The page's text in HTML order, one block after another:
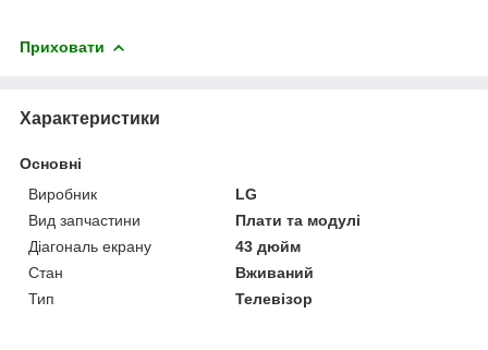
Приховати
Характеристики
Основні
Виробник
LG
Вид запчастини
Плати та модулі
Діагональ екрану
43 дюйм
Стан
Вживаний
Тип
Телевізор